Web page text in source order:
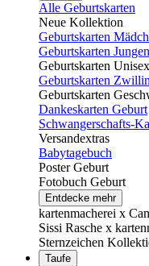
Alle Geburtskarten
Neue Kollektion
Geburtskarten
Geburtskarten Jungen
Geburtskarten Unisex
Geburtskarten
Geburtskarten
Dankeskarten Geburt
Schwangerschafts-
Versandextras
Babytagebuch
Poster Geburt
Fotobuch Geburt
Entdecke mehr
kartenmacherei x
Sissi Rasche x
Sternzeichen
Taufe